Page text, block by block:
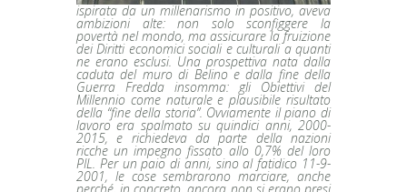
ispirata da un millenarismo in positivo, aveva
ambizioni alte: non solo sconfiggere la
povertà nel mondo, ma assicurare la fruizione
dei Diritti economici sociali e culturali a quanti
ne erano esclusi. Una prospettiva nata dalla
caduta del muro di Belino e dalla fine della
Guerra Fredda insomma: gli Obiettivi del
Millennio come naturale e plausibile risultato
della “fine della storia”. Ovviamente il piano di
lavoro era spalmato su quindici anni, 2000-
2015, e richiedeva da parte della nazioni
ricche un impegno fissato allo 0,7% del loro
PIL. Per un paio di anni, sino al fatidico 11-9-
2001, le cose sembrarono marciare, anche
perché, in concreto, ancora non si erano presi